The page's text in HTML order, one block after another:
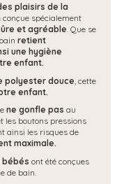
plaisirs de la
conçue spécialement
et agréable . Que se
retient
une hygiène
enfant.
polyester douce , cette
enfant.
ne gonfle pas au
les boutons pressions
ainsi les risques de
maximale.
bébés ont été conçues
de bain.